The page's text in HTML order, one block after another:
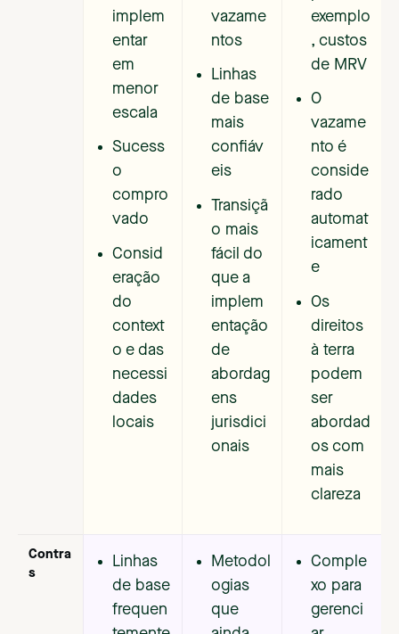
implem
entar
em
menor
escala
Sucess
o
compro
vado
Consid
eração
do
context
o e das
necessi
dades
locais
vazame
ntos
Linhas
de base
mais
confiáv
eis
Transiçã
o mais
fácil do
que a
implem
entação
de
abordag
ens
jurisdici
onais
exemplo
, custos
de MRV
O
vazame
nto é
conside
rado
automat
icament
e
Os
direitos
à terra
podem
ser
abordad
os com
mais
clareza
Contra
s
Linhas
de base
frequen
Metodol
ogias
que
Comple
xo para
gerenci